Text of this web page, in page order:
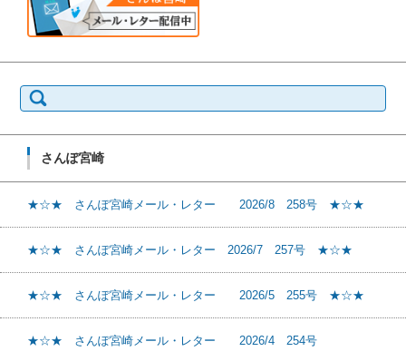
索:
さんぽ宮崎
★☆★ さんぽ宮崎メール・レター 2026/8 258号 ★☆★
★☆★ さんぽ宮崎メール・レター 2026/7 257号 ★☆★
★☆★ さんぽ宮崎メール・レター 2026/5 255号 ★☆★
★☆★ さんぽ宮崎メール・レター 2026/4 254号